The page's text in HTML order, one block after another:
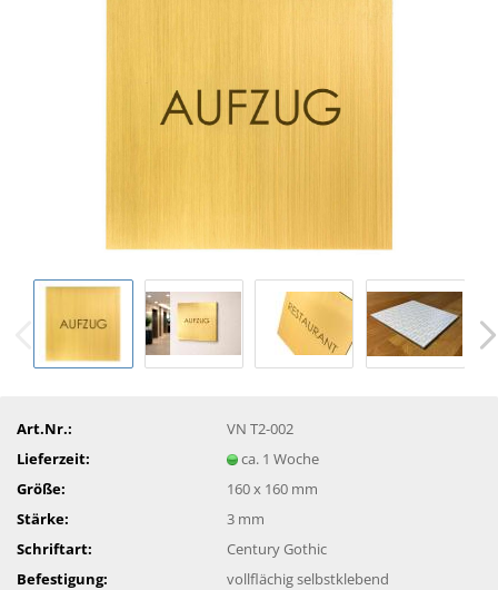
Art.Nr.:
VN T2-002
Lieferzeit:
ca. 1 Woche
Größe:
160 x 160 mm
Stärke:
3 mm
Schriftart:
Century Gothic
Befestigung:
vollflächig selbstklebend